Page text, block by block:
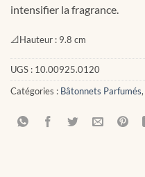
intensifier la fragrance.
📐Hauteur : 9.8 cm
UGS : 10.00925.0120
Catégories : Bâtonnets Parfumés,